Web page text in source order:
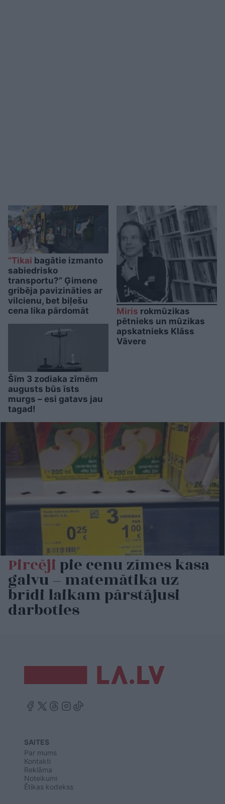
“Tikai bagātie izmanto
sabiedrisko
transportu?” Ģimene
gribēja pavizināties ar
vilcienu, bet biļešu
cena lika pārdomāt
Šīm 3 zodiaka zīmēm
augusts būs īsts
murgs – esi gatavs jau
tagad!
Miris rokmūzikas
pētnieks un mūzikas
apskatnieks Klāss
Vāvere
Pircējipie cenu zīmes kasa
galvu – matemātika uz
brīdi laikam pārstājusi
darboties
SAITES
Par mums
Kontakti
Reklāma
Noteikumi
Ētikas kodekss